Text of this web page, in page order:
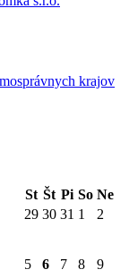
krajov
St Št Pi So Ne
29 30 31 1
2
5 6 7 8 9